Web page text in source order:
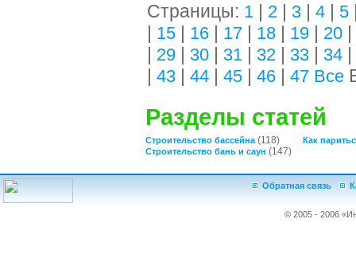
Страницы: 1 | 2 | 3 | 4 | 5
| 15 | 16 | 17 | 18 | 19 | 20 |
| 29 | 30 | 31 | 32 | 33 | 34 |
| 43 | 44 | 45 | 46 | 47 Все
Разделы статей
Строительство бассейна(118)
Как
Строительство бань и саун (147)
Обратная связь
© 2005 - 2006